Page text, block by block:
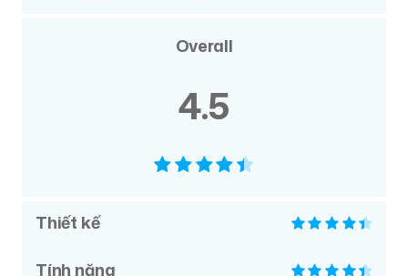
Overall
4.5
Thiết kế
Tính năng